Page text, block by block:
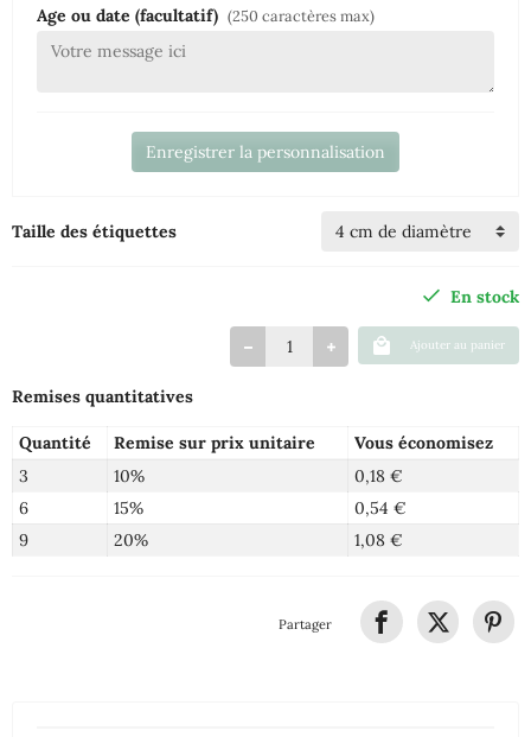
Age ou date (facultatif) (250 caractères max)
Enregistrer la personnalisation
Taille des étiquettes
En stock
Ajouter au panier
Remises quantitatives
Quantité Remise sur prix unitaire
Vous économisez
3
10%
0,18 €
6
15%
0,54 €
9
20% 1,08 €
Partager